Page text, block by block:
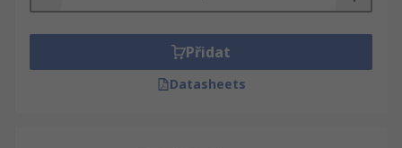
Přidat
Datasheets